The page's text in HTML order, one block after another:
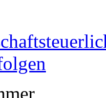
2005